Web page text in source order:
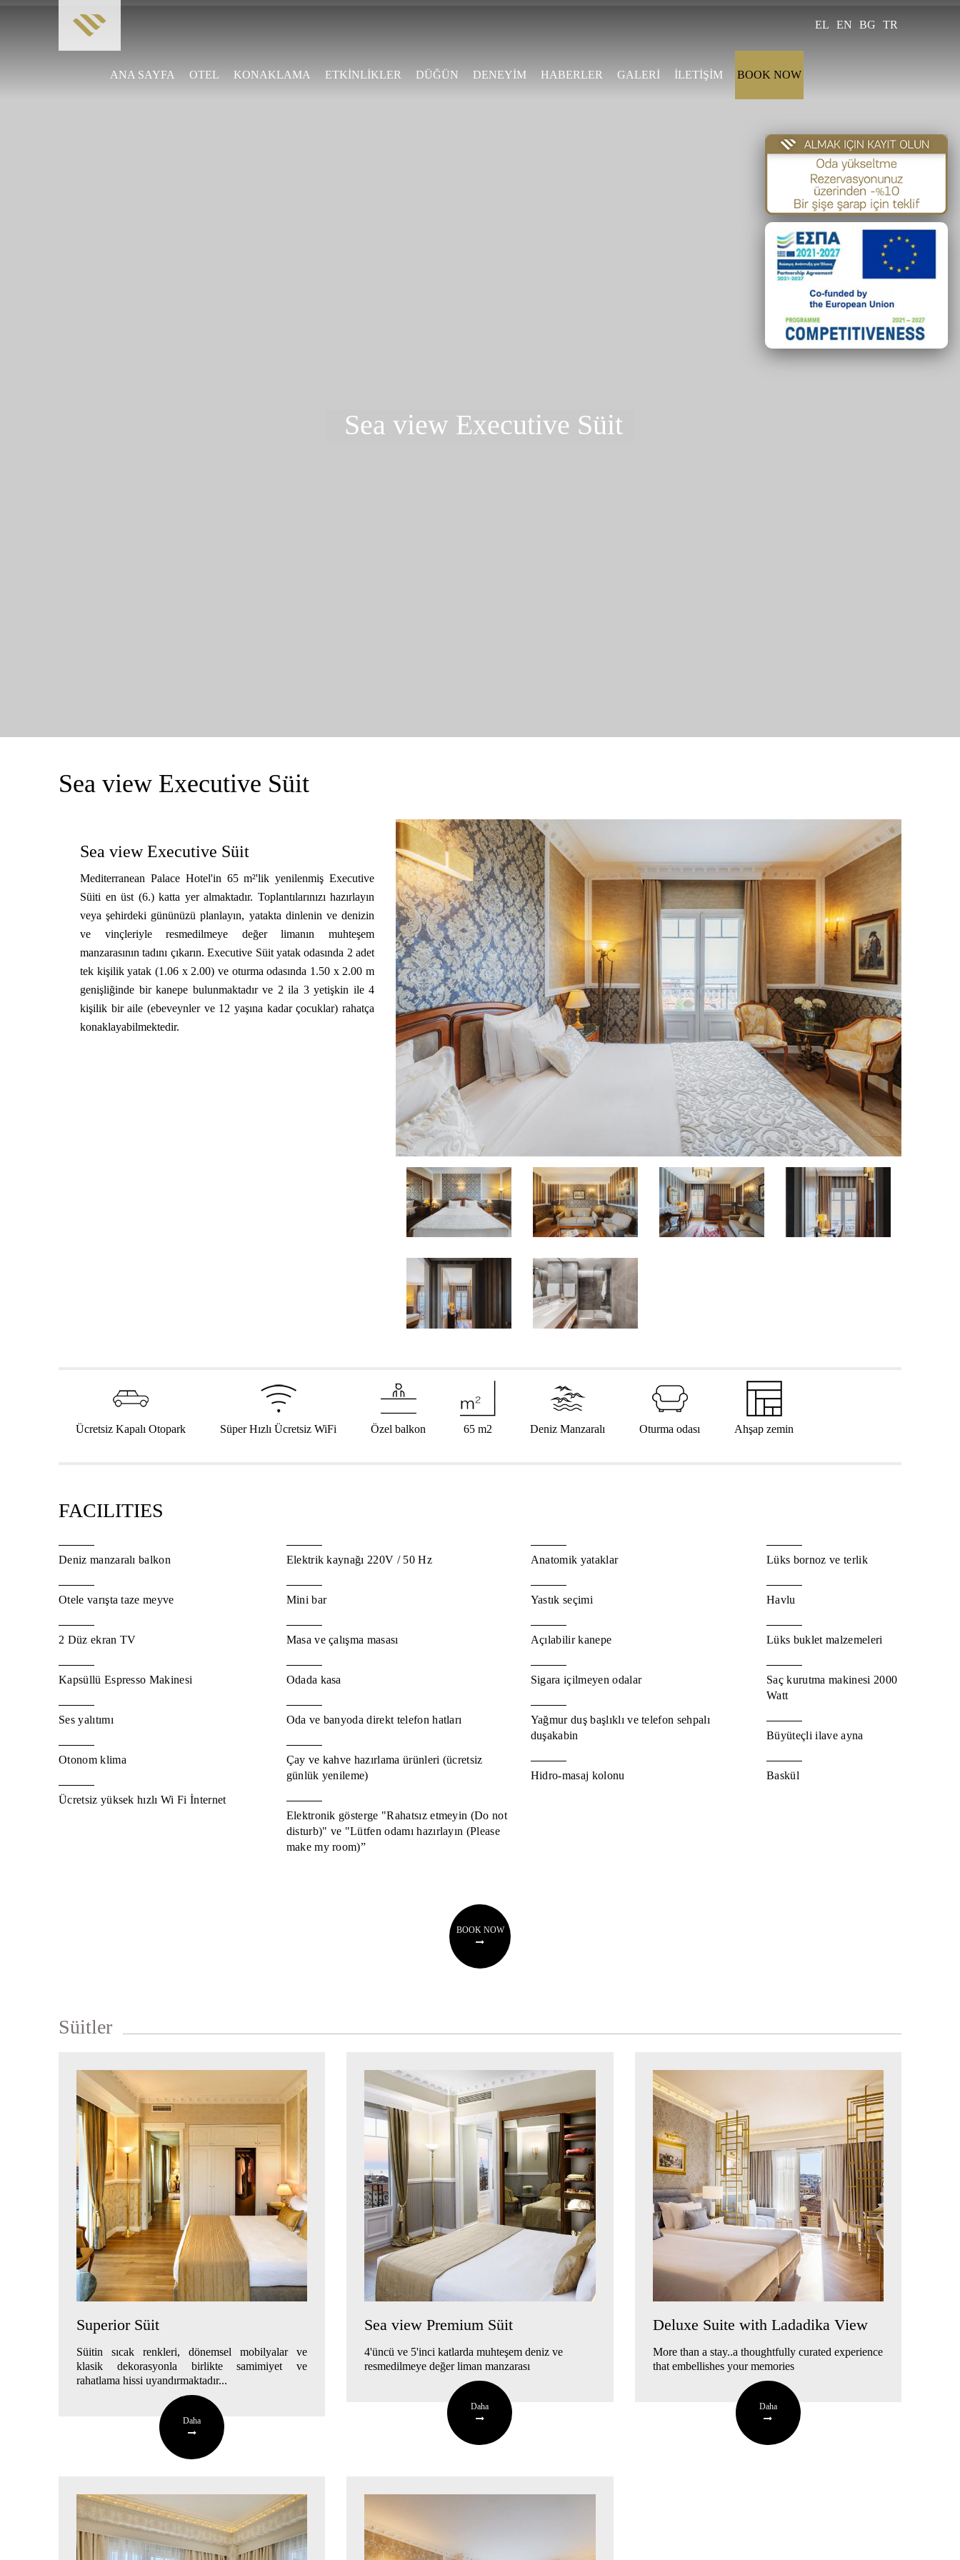
ANA SAYFA OTEL KONAKLAMA ETKİNLİKLER DÜĞÜN DENEYİM HABERLER GALERİ İLETİŞİM BOOK NOW
EL EN BG TR
Sea view Executive Süit
Sea view Executive Süit
Sea view Executive Süit
Mediterranean Palace Hotel'in 65 m²'lik yenilenmiş Executive
Süiti en üst (6.) katta yer almaktadır. Toplantılarınızı hazırlayın
veya şehirdeki gününüzü planlayın, yatakta dinlenin ve denizin
ve vinçleriyle resmedilmeye değer limanın muhteşem
manzarasının tadını çıkarın. Executive Süit yatak odasında 2 adet
tek kişilik yatak (1.06 x 2.00) ve oturma odasında 1.50 x 2.00 m
genişliğinde bir kanepe bulunmaktadır ve 2 ila 3 yetişkin ile 4
kişilik bir aile (ebeveynler ve 12 yaşına kadar çocuklar) rahatça
konaklayabilmektedir.
Ücretsiz Kapalı Otopark Süper Hızlı Ücretsiz WiFi Özel balkon 65 m2 Deniz Manzaralı Oturma odası Ahşap zemin
FACILITIES
Deniz manzaralı balkon
Otele varışta taze meyve
2 Düz ekran TV
Kapsüllü Espresso Makinesi
Ses yalıtımı
Otonom klima
Ücretsiz yüksek hızlı Wi Fi İnternet
Elektrik kaynağı 220V / 50 Hz
Mini bar
Masa ve çalışma masası
Odada kasa
Oda ve banyoda direkt telefon hatları
Çay ve kahve hazırlama ürünleri (ücretsiz
günlük yenileme)
Elektronik gösterge "Rahatsız etmeyin (Do not
disturb)" ve "Lütfen odamı hazırlayın (Please
make my room)”
Anatomik yataklar
Yastık seçimi
Açılabilir kanepe
Sigara içilmeyen odalar
Yağmur duş başlıklı ve telefon sehpalı
duşakabin
Hidro-masaj kolonu
Lüks bornoz ve terlik
Havlu
Lüks buklet malzemeleri
Saç kurutma makinesi 2000
Watt
Büyüteçli ilave ayna
Baskül
BOOK NOW
Süitler
Superior Süit
Süitin sıcak renkleri, dönemsel mobilyalar ve
klasik dekorasyonla birlikte samimiyet ve
rahatlama hissi uyandırmaktadır...
Daha
Sea view Premium Süit
4'üncü ve 5'inci katlarda muhteşem deniz ve
resmedilmeye değer liman manzarası
Daha
Deluxe Suite with Ladadika View
More than a stay..a thoughtfully curated experience
that embellishes your memories
Daha